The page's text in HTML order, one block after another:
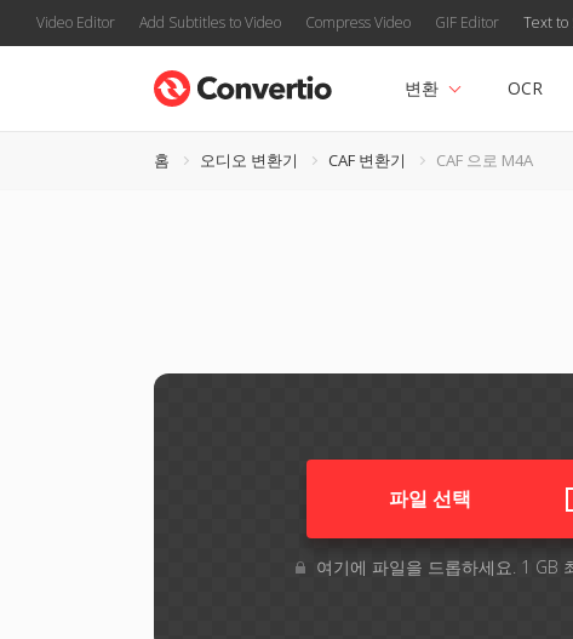
Video Editor Add Subtitles to Video Compress Video GIF Editor Text to
변환 OCR
홈 오디오 변환기 CAF 변환기 CAF 으로 M4A
파일 선택
여기에 파일을 드롭하세요. 1 GB